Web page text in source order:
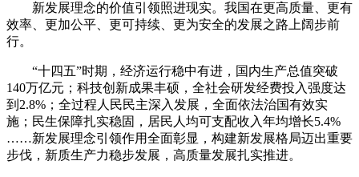
新发展理念的价值引领照进现实。我国在更高质量、更有
效率、更加公平、更可持续、更为安全的发展之路上阔步前
行。
“十四五”时期，经济运行稳中有进，国内生产总值突破
140万亿元；科技创新成果丰硕，全社会研发经费投入强度达
到2.8%；全过程人民民主深入发展，全面依法治国有效实
施；民生保障扎实稳固，居民人均可支配收入年均增长5.4%
……新发展理念引领作用全面彰显，构建新发展格局迈出重要
步伐，新质生产力稳步发展，高质量发展扎实推进。